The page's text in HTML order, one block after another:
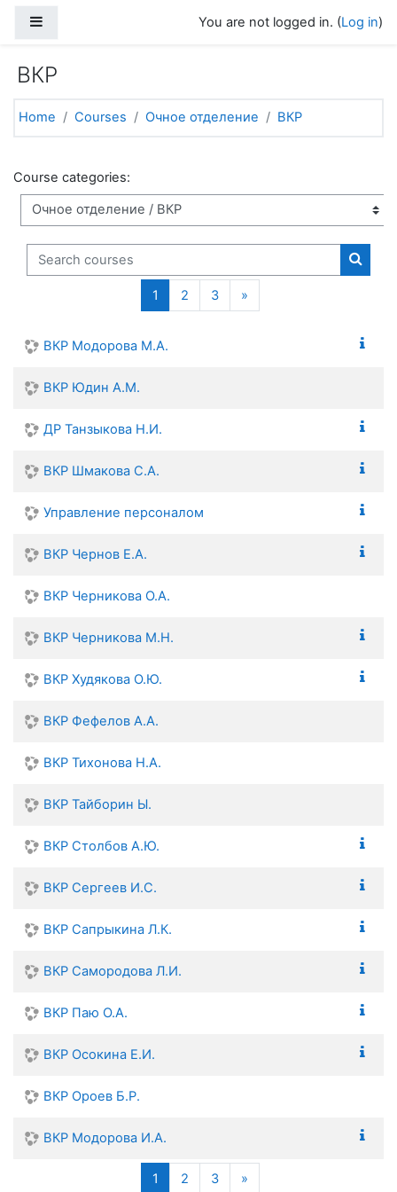
You are not logged in. (Log in)
ВКР
Home Courses Очное отделение ВКР
Course categories:
Search courses
1 (current)
2 3 »Next page
ВКР Модорова М.А.
ВКР Юдин А.М.
ДР Танзыкова Н.И.
ВКР Шмакова С.А.
Управление персоналом
ВКР Чернов Е.А.
ВКР Черникова О.А.
ВКР Черникова М.Н.
ВКР Худякова О.Ю.
ВКР Фефелов А.А.
ВКР Тихонова Н.А.
ВКР Тайборин Ы.
ВКР Столбов А.Ю.
ВКР Сергеев И.С.
ВКР Сапрыкина Л.К.
ВКР Самородова Л.И.
ВКР Паю О.А.
ВКР Осокина Е.И.
ВКР Ороев Б.Р.
ВКР Модорова И.А.
1 (current)
2 3 »Next page